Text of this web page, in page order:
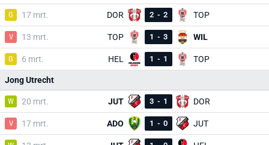
G 17 mrt. DOR 2 - 2 TOP
V 13 mrt. TOP 1 - 3 WIL
G 6 mrt. HEL 1 - 1 TOP
Jong Utrecht
W 20 mrt. JUT 3 - 1 DOR
V 17 mrt. ADO 1 - 0 JUT